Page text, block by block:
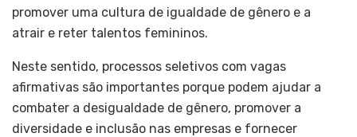
promover uma cultura de igualdade de gênero e a
atrair e reter talentos femininos.
Neste sentido, processos seletivos com vagas
afirmativas são importantes porque podem ajudar a
combater a desigualdade de gênero, promover a
diversidade e inclusão nas empresas e fornecer